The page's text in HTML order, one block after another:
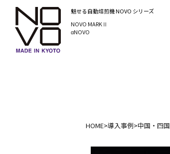
魅せる自動焙煎機NOVO シリーズ
NOVO MARKⅡ
αNOVO
HOME>導入事例>中国・四国